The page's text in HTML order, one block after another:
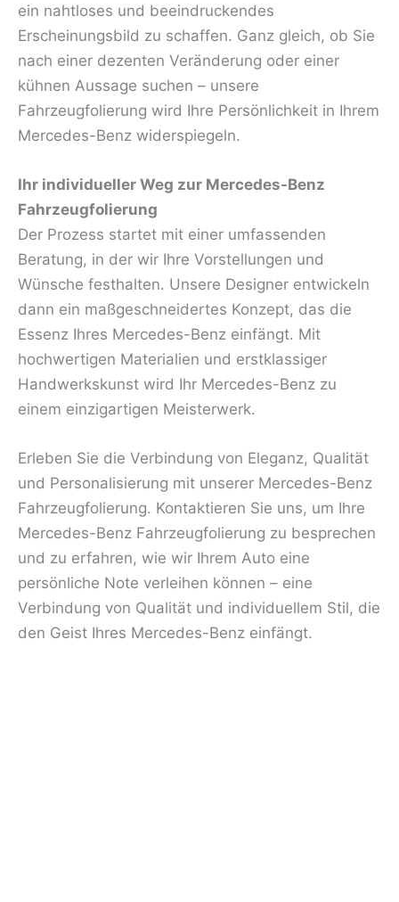
ein nahtloses und beeindruckendes
Erscheinungsbild zu schaffen. Ganz gleich, ob Sie
nach einer dezenten Veränderung oder einer
kühnen Aussage suchen – unsere
Fahrzeugfolierung wird Ihre Persönlichkeit in Ihrem
Mercedes-Benz widerspiegeln.
Ihr individueller Weg zur Mercedes-Benz
Fahrzeugfolierung
Der Prozess startet mit einer umfassenden
Beratung, in der wir Ihre Vorstellungen und
Wünsche festhalten. Unsere Designer entwickeln
dann ein maßgeschneidertes Konzept, das die
Essenz Ihres Mercedes-Benz einfängt. Mit
hochwertigen Materialien und erstklassiger
Handwerkskunst wird Ihr Mercedes-Benz zu
einem einzigartigen Meisterwerk.
Erleben Sie die Verbindung von Eleganz, Qualität
und Personalisierung mit unserer Mercedes-Benz
Fahrzeugfolierung. Kontaktieren Sie uns, um Ihre
Mercedes-Benz Fahrzeugfolierung zu besprechen
und zu erfahren, wie wir Ihrem Auto eine
persönliche Note verleihen können – eine
Verbindung von Qualität und individuellem Stil, die
den Geist Ihres Mercedes-Benz einfängt.